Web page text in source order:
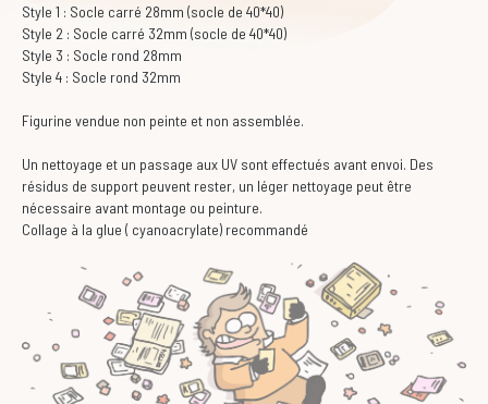
Style 1 : Socle carré 28mm (socle de 40*40)
Style 2 : Socle carré 32mm (socle de 40*40)
Style 3 : Socle rond 28mm
Style 4 : Socle rond 32mm
Figurine vendue non peinte et non assemblée.
Un nettoyage et un passage aux UV sont effectués avant envoi. Des
résidus de support peuvent rester, un léger nettoyage peut être
nécessaire avant montage ou peinture.
Collage à la glue ( cyanoacrylate) recommandé